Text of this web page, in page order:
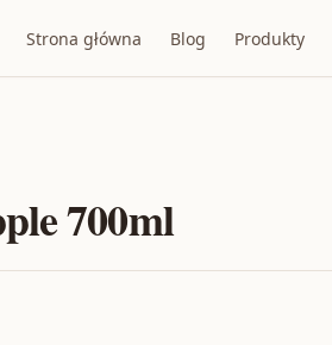
Strona główna Blog Produkty
700ml